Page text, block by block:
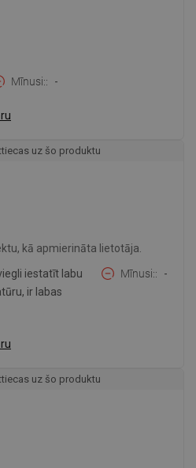
Mīnusi: -
uz šo produktu
kā apmierināta lietotāja.
iestatīt labu
ir labas
Mīnusi: -
uz šo produktu